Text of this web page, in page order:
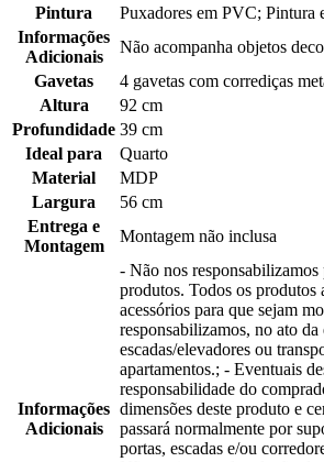
Pintura
Puxadores em PVC; Pintura
Informações
Adicionais
Não acompanha objetos
Gavetas
4 gavetas com corrediças
Altura
92 cm
Profundidade 39 cm
Ideal para
Quarto
Material
MDP
Largura
56 cm
Entrega e
Montagem
Montagem não inclusa
Informações
Adicionais
- Não nos responsabilizamos
produtos. Todos os produtos
acessórios para que sejam
responsabilizamos, no ato
escadas/elevadores ou
apartamentos.; - Eventuais
responsabilidade do
dimensões deste produto e
passará normalmente por
portas, escadas e/ou